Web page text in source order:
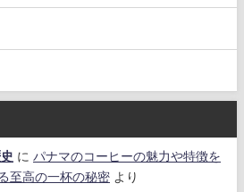
に パナマのコーヒーの魅力や特徴を
至高の一杯の秘密 より